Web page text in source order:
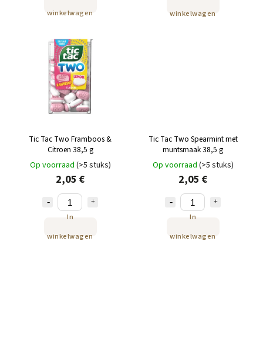
winkelwagen
winkelwagen
Tic Tac Two Framboos &
Citroen 38,5 g
Op voorraad (>5 stuks)
2,05 €
In
winkelwagen
Tic Tac Two Spearmint met
muntsmaak 38,5 g
Op voorraad (>5 stuks)
2,05 €
In
winkelwagen